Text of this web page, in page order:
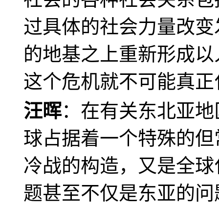
过具体的社会力量改
的地基之上重新形成
这个危机就不可能真
汪晖：在有关东北亚
球占据着一个特殊的
冷战的构造，又是全
题甚至不仅是东亚的